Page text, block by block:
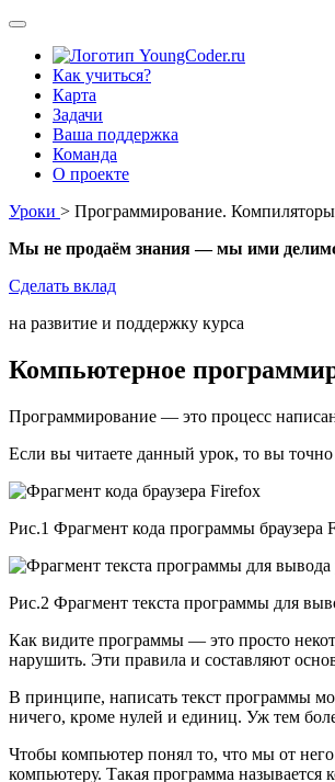
Как учиться?
Карта
Задачи
Ваша поддержка
Команда
О проекте
Уроки > Программирование.
Мы не продаём знания — мы ими
Сделать вклад
на развитие и поддержку курса
Компьютерное
Программирование — это процесс
Если вы читаете данный урок, то вы
Рис.1 Фрагмент кода программы браузера
Рис.2 Фрагмент текста программы для
Как видите программы — это просто
нарушить. Эти правила и составляют
В принципе, написать текст программы
ничего, кроме нулей и единиц. Уж тем
Чтобы компьютер понял то, что мы от
компьютеру. Такая программа называется